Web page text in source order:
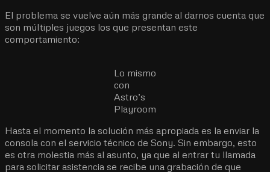
El problema se vuelve aún más grande al darnos cuenta que
son múltiples juegos los que presentan este
comportamiento:
Lo mismo
con
Astro’s
Playroom
Hasta el momento la solución más apropiada es la enviar la
consola con el servicio técnico de Sony. Sin embargo, esto
es otra molestia más al asunto, ya que al entrar tu llamada
para solicitar asistencia se recibe una grabación de que